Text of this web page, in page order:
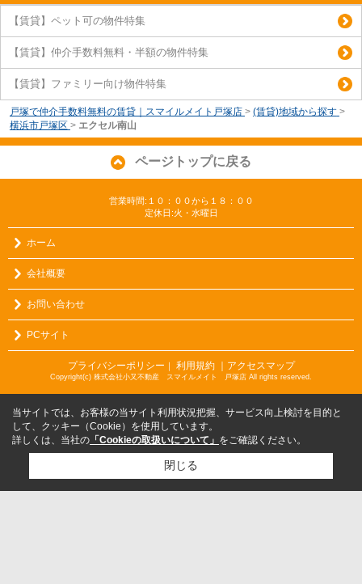
【賃貸】ペット可の物件特集
【賃貸】仲介手数料無料・半額の物件特集
【賃貸】ファミリー向け物件特集
戸塚で仲介手数料無料の賃貸｜スマイルメイト戸塚店 > (賃貸)地域から探す >
横浜市戸塚区 > エクセル南山
ページトップに戻る
営業時間:１０：００から１８：００
定休日:火・水曜日
ホーム
会社概要
お問い合わせ
PCサイト
プライバシーポリシー ｜ 利用規約 ｜アクセスマップ
Copyright(c) 株式会社小又不動産 スマイルメイト 戸塚店 All rights reserved.
当サイトでは、お客様の当サイト利用状況把握、サービス向上検討を目的と
して、クッキー（Cookie）を使用しています。
詳しくは、当社の 「Cookieの取扱いについて」 をご確認ください。
閉じる